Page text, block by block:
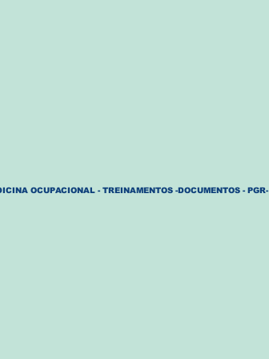
OCUPACIONAL - TREINAMENTOS -DOCUMENTOS - PGR-